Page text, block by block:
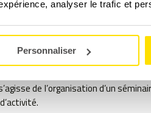
analyser le trafic et
Personnaliser
EXPÉRIENCE À
de l’organisation d’un